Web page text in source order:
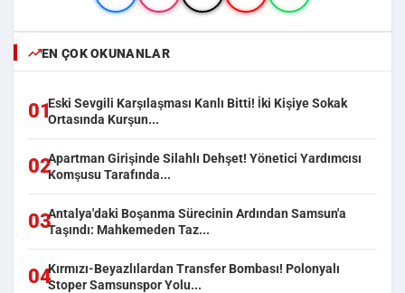
EN ÇOK OKUNANLAR
01Eski Sevgili Karşılaşması Kanlı Bitti! İki Kişiye Sokak
Ortasında Kurşun...
02Apartman Girişinde Silahlı Dehşet! Yönetici Yardımcısı
Komşusu Tarafında...
03Antalya'daki Boşanma Sürecinin Ardından Samsun'a
Taşındı: Mahkemeden Taz...
04Kırmızı-Beyazlılardan Transfer Bombası! Polonyalı
Stoper Samsunspor Yolu...